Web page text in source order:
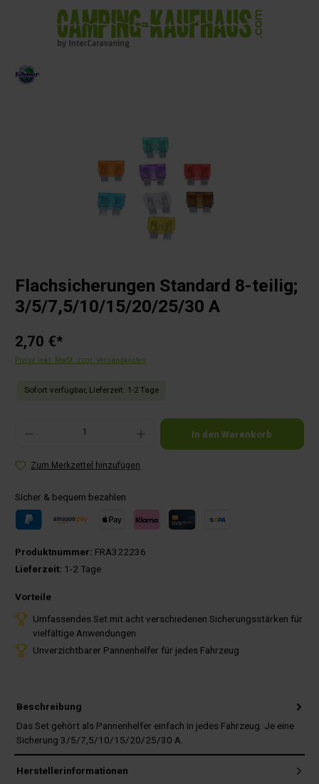
springen
Flachsicherungen Standard 8-teilig;
3/5/7,5/10/15/20/25/30 A
2,70 €*
Preise inkl. MwSt. zzgl. Versandkosten
Sofort verfügbar, Lieferzeit: 1-2 Tage
Produkt Anzahl: Gib den gewünschten Wert ein oder benutze die Schaltflächen um die
In den Warenkorb
Zum Merkzettel hinzufügen
Sicher & bequem bezahlen
Produktnummer: FRA322236
Lieferzeit: 1-2 Tage
Vorteile
Umfassendes Set mit acht verschiedenen Sicherungsstärken für
vielfältige Anwendungen
Unverzichtbarer Pannenhelfer für jedes Fahrzeug
Beschreibung
Das Set gehört als Pannenhelfer einfach in jedes Fahrzeug. Je eine
Sicherung 3/5/7,5/10/15/20/25/30 A.
Herstellerinformationen